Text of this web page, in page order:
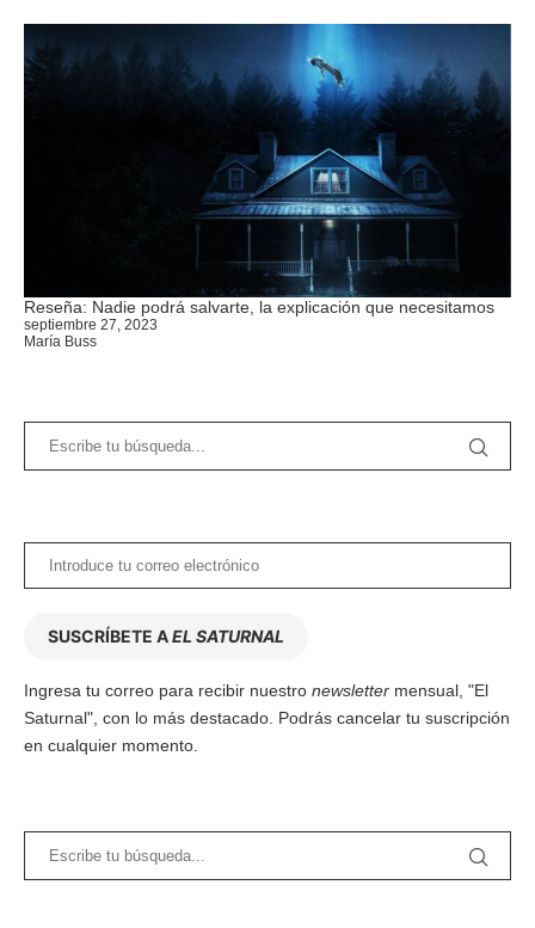
Reseña: Nadie podrá salvarte, la explicación que necesitamos
septiembre 27, 2023
María Buss
SUSCRÍBETE AEL SATURNAL
Ingresa tu correo para recibir nuestro newsletter mensual, "El
Saturnal", con lo más destacado. Podrás cancelar tu suscripción
en cualquier momento.